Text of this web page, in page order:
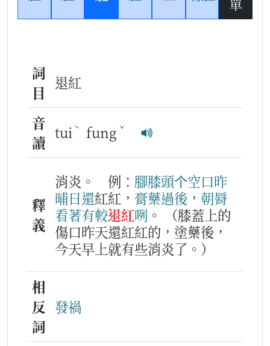
詞
目
退紅
音
讀
tui ˋ fung ˇ
釋
義
消炎。 例： 腳膝頭个空口昨
晡日還紅紅， 膏藥過後 ， 朝脣
看著有較退紅咧 。
（膝蓋上的
傷口昨天還紅紅的，塗藥後，
今天早上就有些消炎了。）
相
反
詞
發禍